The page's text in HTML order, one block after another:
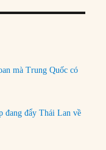
mà Trung Quốc có
đang đẩy Thái Lan về